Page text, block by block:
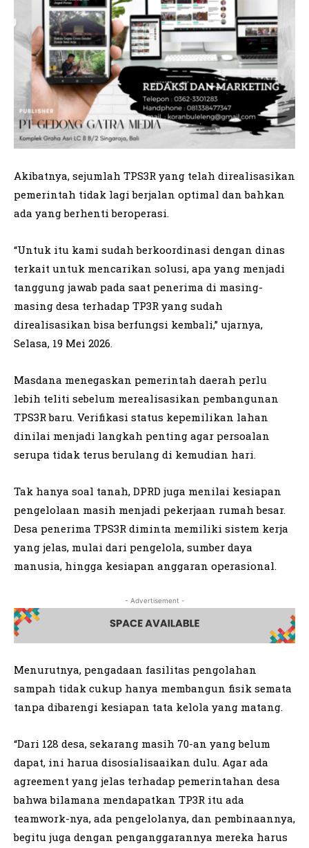
Akibatnya, sejumlah TPS3R yang telah direalisasikan
pemerintah tidak lagi berjalan optimal dan bahkan
ada yang berhenti beroperasi.
“Untuk itu kami sudah berkoordinasi dengan dinas
terkait untuk mencarikan solusi, apa yang menjadi
tanggung jawab pada saat penerima di masing-
masing desa terhadap TP3R yang sudah
direalisasikan bisa berfungsi kembali,” ujarnya,
Selasa, 19 Mei 2026.
Masdana menegaskan pemerintah daerah perlu
lebih teliti sebelum merealisasikan pembangunan
TPS3R baru. Verifikasi status kepemilikan lahan
dinilai menjadi langkah penting agar persoalan
serupa tidak terus berulang di kemudian hari.
Tak hanya soal tanah, DPRD juga menilai kesiapan
pengelolaan masih menjadi pekerjaan rumah besar.
Desa penerima TPS3R diminta memiliki sistem kerja
yang jelas, mulai dari pengelola, sumber daya
manusia, hingga kesiapan anggaran operasional.
- Advertisement -
Menurutnya, pengadaan fasilitas pengolahan
sampah tidak cukup hanya membangun fisik semata
tanpa dibarengi kesiapan tata kelola yang matang.
“Dari 128 desa, sekarang masih 70-an yang belum
dapat, ini harua disosialisaaikan dulu. Agar ada
agreement yang jelas terhadap pemerintahan desa
bahwa bilamana mendapatkan TP3R itu ada
teamwork-nya, ada pengelolanya, dan pembinaannya,
begitu juga dengan penganggarannya mereka harus